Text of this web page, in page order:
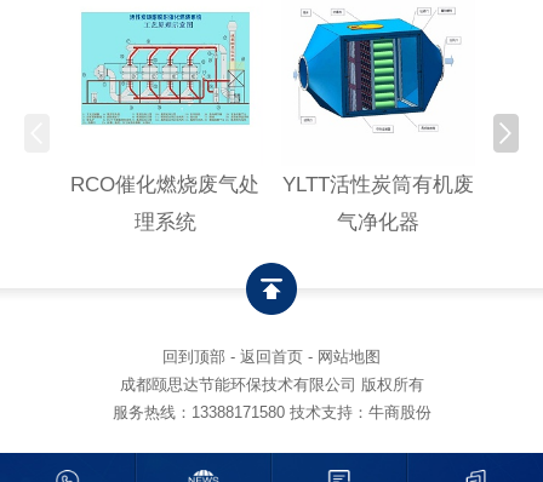
RCO催化燃烧废气处
理系统
YLTT活性炭筒有机废
气净化器
回到顶部 - 返回首页 - 网站地图
成都颐思达节能环保技术有限公司 版权所有
服务热线： 13388171580 技术支持：牛商股份